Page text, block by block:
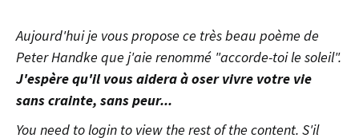
Aujourd'hui je vous propose ce très beau poème de
Peter Handke que j'aie renommé "accorde-toi le soleil".
J'espère qu'il vous aidera à oser vivre votre vie
sans crainte, sans peur...
You need to login to view the rest of the content. S'il